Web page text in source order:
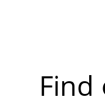
Find